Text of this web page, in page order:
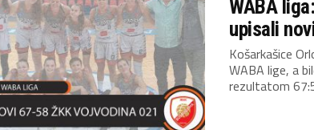
WABA
upisali
Košarkašice
WABA lige, a
rezultatom